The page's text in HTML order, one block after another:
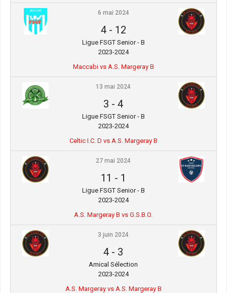
6 mai 2024
4- 12
Ligue FSGT Senior - B
2023-2024
Maccabi vs A.S. Margeray B
13 mai 2024
3 -4
Ligue FSGT Senior - B
2023-2024
Celtic I.C. D vs A.S. Margeray B
27 mai 2024
11 - 1
Ligue FSGT Senior - B
2023-2024
A.S. Margeray B vs G.S.B.O.
3 juin 2024
4 - 3
Amical Sélection
2023-2024
A.S. Margeray vs A.S. Margeray B